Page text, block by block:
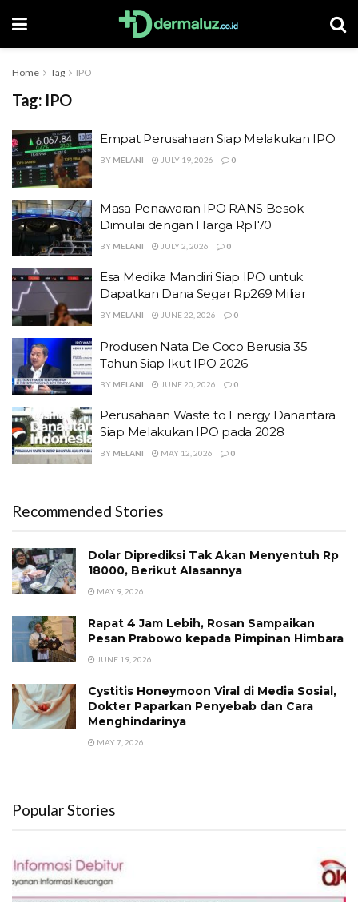
Home Tag IPO
Tag: IPO
Empat Perusahaan Siap Melakukan IPO
BY MELANI JULY 19, 2026 0
Masa Penawaran IPO RANS Besok
Dimulai dengan Harga Rp170
BY MELANI JULY 2, 2026 0
Esa Medika Mandiri Siap IPO untuk
Dapatkan Dana Segar Rp269 Miliar
BY MELANI JUNE 22, 2026 0
Produsen Nata De Coco Berusia 35
Tahun Siap Ikut IPO 2026
BY MELANI JUNE 20, 2026 0
Perusahaan Waste to Energy Danantara
Siap Melakukan IPO pada 2028
BY MELANI MAY 12, 2026 0
Recommended Stories
Dolar Diprediksi Tak Akan Menyentuh Rp
18000, Berikut Alasannya
MAY 9, 2026
Rapat 4 Jam Lebih, Rosan Sampaikan
Pesan Prabowo kepada Pimpinan Himbara
JUNE 19, 2026
Cystitis Honeymoon Viral di Media Sosial,
Dokter Paparkan Penyebab dan Cara
Menghindarinya
MAY 7, 2026
Popular Stories